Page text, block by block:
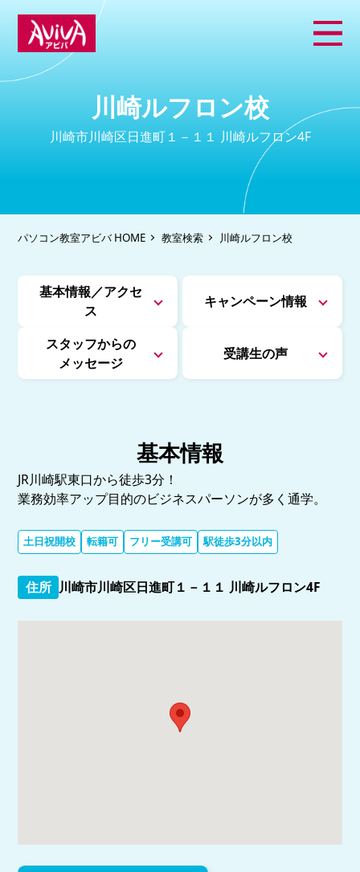
川崎ルフロン校
川崎市川崎区日進町１－１１ 川崎ルフロン4F
パソコン教室アビバ HOME 教室検索 川崎ルフロン校
基本情報／アクセ
ス
キャンペーン情報
スタッフからの
メッセージ
受講生の声
基本情報
JR川崎駅東口から徒歩3分！
業務効率アップ目的のビジネスパーソンが多く通学。
土日祝開校 転籍可 フリー受講可 駅徒歩3分以内
住所 川崎市川崎区日進町１－１１ 川崎ルフロン4F